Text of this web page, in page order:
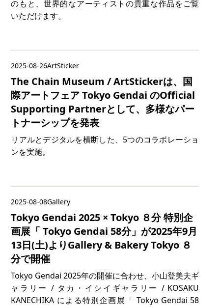
のもと、世界的なアーティストの貴重な作品をご覧
いただけます。
2025-08-26ArtSticker
The Chain Museum / ArtStickerは、国
際アートフェア Tokyo Gendai のOfficial
Supporting Partnerとして、多様なパー
トナーシップを発表
リアルとデジタルを横断した、5つのコラボレーショ
ンを実施。
2025-08-08Gallery
Tokyo Gendai 2025 × Tokyo ８分 特別企
画展「 Tokyo Gendai 58分」が2025年9月
13日(土)よりGallery & Bakery Tokyo ８
分で開催
Tokyo Gendai 2025年の開催に合わせ、小山登美夫ギ
ャラリー / タカ・イシイギャラリー / KOSAKU
KANECHIKA による特別企画展「 Tokyo Gendai 58